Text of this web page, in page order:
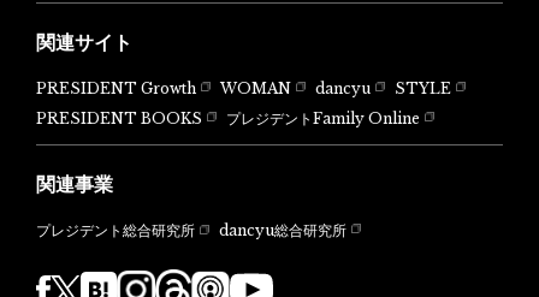
関連サイト
PRESIDENT Growth WOMAN dancyu
STYLE
PRESIDENT BOOKS
プレジデントFamily Online
関連事業
プレジデント総合研究所 dancyu総合研究所